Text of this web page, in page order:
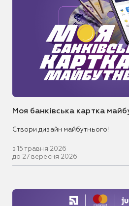
Моя банківська картка
Створи дизайн майбутнього!
з 15 травня 2026
до 27 вересня 2026